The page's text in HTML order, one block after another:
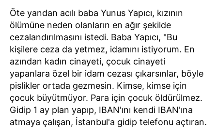
Öte yandan acılı baba Yunus Yapıcı, kızının
ölümüne neden olanların en ağır şekilde
cezalandırılmasını istedi. Baba Yapıcı, "Bu
kişilere ceza da yetmez, idamını istiyorum. En
azından kadın cinayeti, çocuk cinayeti
yapanlara özel bir idam cezası çıkarsınlar, böyle
pislikler ortada gezmesin. Kimse, kimse için
çocuk büyütmüyor. Para için çocuk öldürülmez.
Gidip 1 ay plan yapıp, IBAN'ını kendi IBAN'ına
atmaya çalışan, İstanbul'a gidip telefonu açtıran.